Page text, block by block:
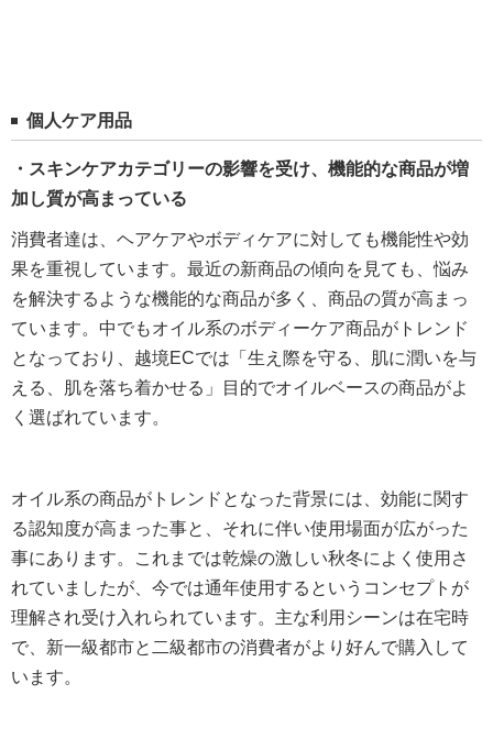
個人ケア用品
・スキンケアカテゴリーの影響を受け、機能的な商品が増
加し質が高まっている
消費者達は、ヘアケアやボディケアに対しても機能性や効
果を重視しています。最近の新商品の傾向を見ても、悩み
を解決するような機能的な商品が多く、商品の質が高まっ
ています。中でもオイル系のボディーケア商品がトレンド
となっており、越境ECでは「生え際を守る、肌に潤いを与
える、肌を落ち着かせる」目的でオイルベースの商品がよ
く選ばれています。
オイル系の商品がトレンドとなった背景には、効能に関す
る認知度が高まった事と、それに伴い使用場面が広がった
事にあります。これまでは乾燥の激しい秋冬によく使用さ
れていましたが、今では通年使用するというコンセプトが
理解され受け入れられています。主な利用シーンは在宅時
で、新一級都市と二級都市の消費者がより好んで購入して
います。